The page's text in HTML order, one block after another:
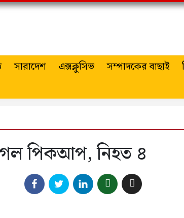
সারাদেশ এক্সক্লুসিভ সম্পাদকের বাছাই
গেল পিকআপ, নিহত ৪